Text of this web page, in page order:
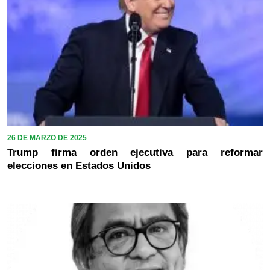
26 DE MARZO DE 2025
Trump firma orden ejecutiva para reformar
elecciones en Estados Unidos